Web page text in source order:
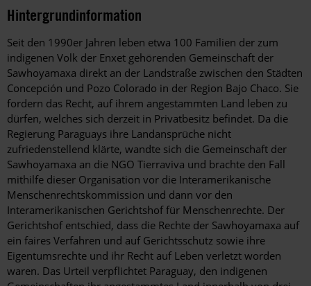
Hintergrundinformation
Hintergrund
Seit den 1990er Jahren leben etwa 100 Familien der zum
indigenen Volk der Enxet gehörenden Gemeinschaft der
Sawhoyamaxa direkt an der Landstraße zwischen den Städten
Concepción und Pozo Colorado in der Region Bajo Chaco. Sie
fordern das Recht, auf ihrem angestammten Land leben zu
dürfen, welches sich derzeit in Privatbesitz befindet. Da die
Regierung Paraguays ihre Landansprüche nicht
zufriedenstellend klärte, wandte sich die Gemeinschaft der
Sawhoyamaxa an die NGO Tierraviva und brachte den Fall
mithilfe dieser Organisation vor die Interamerikanische
Menschenrechtskommission und dann vor den
Interamerikanischen Gerichtshof für Menschenrechte. Der
Gerichtshof entschied, dass die Rechte der Sawhoyamaxa auf
ein faires Verfahren und auf Gerichtsschutz sowie ihre
Eigentumsrechte und ihr Recht auf Leben verletzt worden
waren. Das Urteil verpflichtet Paraguay, den indigenen